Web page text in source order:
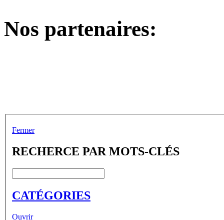
Nos partenaires:
Fermer
RECHERCE PAR MOTS-CLÉS
CATÉGORIES
Ouvrir